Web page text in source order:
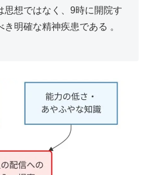
思想ではなく、9時に開院す
き明確な精神疾患である 。